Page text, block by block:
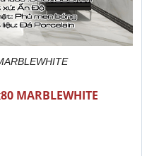
MARBLEWHITE
sản phẩm